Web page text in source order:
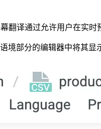
翻译通过允许用户在实
境部分的编辑器中将其显